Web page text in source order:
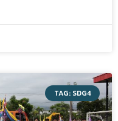
TAG: SDG4